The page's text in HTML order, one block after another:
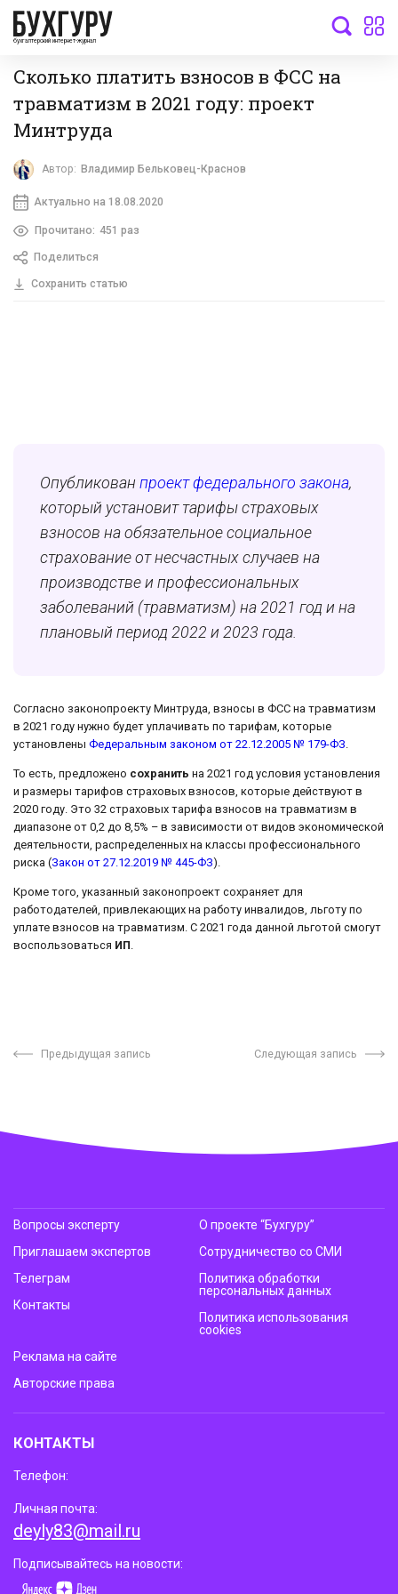
бухгалтерский интернет-журнал
Сколько платить взносов в ФСС на
травматизм в 2021 году: проект
Минтруда
Автор: Владимир Бельковец-Краснов
Актуально на 18.08.2020
Прочитано: 451 раз
Поделиться
Сохранить статью
Опубликован проект федерального закона,
который установит тарифы страховых
взносов на обязательное социальное
страхование от несчастных случаев на
производстве и профессиональных
заболеваний (травматизм) на 2021 год и на
плановый период 2022 и 2023 года.
Согласно законопроекту Минтруда, взносы в ФСС на травматизм
в 2021 году нужно будет уплачивать по тарифам, которые
установлены Федеральным законом от 22.12.2005 № 179-ФЗ.
То есть, предложено сохранить на 2021 год условия установления
и размеры тарифов страховых взносов, которые действуют в
2020 году. Это 32 страховых тарифа взносов на травматизм в
диапазоне от 0,2 до 8,5% – в зависимости от видов экономической
деятельности, распределенных на классы профессионального
риска (Закон от 27.12.2019 № 445-ФЗ).
Кроме того, указанный законопроект сохраняет для
работодателей, привлекающих на работу инвалидов, льготу по
уплате взносов на травматизм. С 2021 года данной льготой смогут
воспользоваться ИП.
Предыдущая запись Следующая запись
Вопросы эксперту
Приглашаем экспертов
Телеграм
Контакты
О проекте “Бухгуру”
Сотрудничество со СМИ
Политика обработки
персональных данных
Политика использования
cookies
Реклама на сайте
Авторские права
КОНТАКТЫ
Телефон:
Личная почта:
deyly83@mail.ru
Подписывайтесь на новости: